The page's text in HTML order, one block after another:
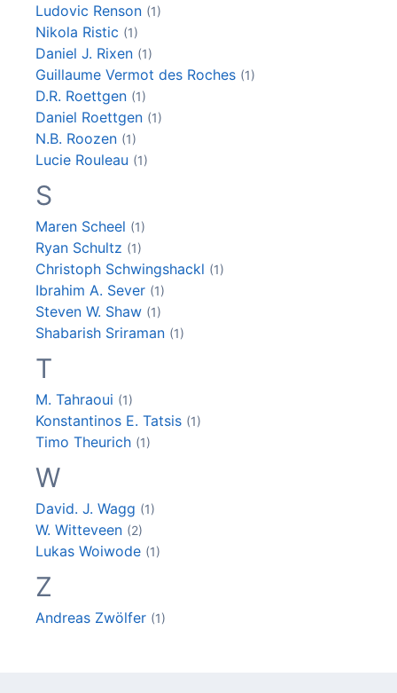
Ludovic Renson (1)
Nikola Ristic (1)
Daniel J. Rixen (1)
Guillaume Vermot des Roches (1)
D.R. Roettgen (1)
Daniel Roettgen (1)
N.B. Roozen (1)
Lucie Rouleau (1)
S
Maren Scheel (1)
Ryan Schultz (1)
Christoph Schwingshackl (1)
Ibrahim A. Sever (1)
Steven W. Shaw (1)
Shabarish Sriraman (1)
T
M. Tahraoui (1)
Konstantinos E. Tatsis (1)
Timo Theurich (1)
W
David. J. Wagg (1)
W. Witteveen (2)
Lukas Woiwode (1)
Z
Andreas Zwölfer (1)